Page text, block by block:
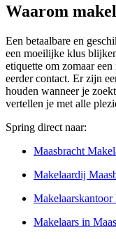
Waarom
Een betaalbare en
een moeilijke klus
etiquette om zomaar
eerder contact. Er zijn
houden wanneer je
vertellen je met alle
Spring direct naar:
Maasbracht
Makelaardij
Makelaarskantoor
Makelaars in